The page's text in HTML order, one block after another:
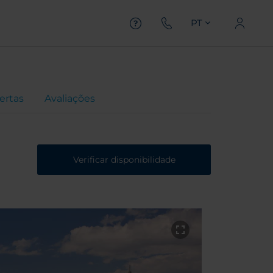
PT
Avaliações
Verificar disponibilidade